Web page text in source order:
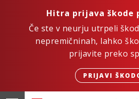
Hitra prijava škode
Če ste v neurju utrpeli
nepremičninah, lahko
prijavite preko
PRIJAVI